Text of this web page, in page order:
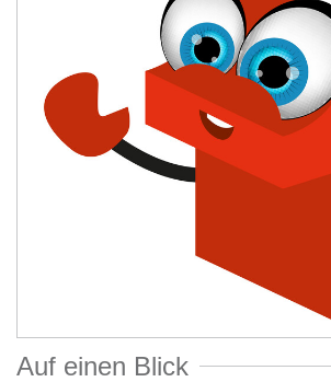
Auf einen Blick